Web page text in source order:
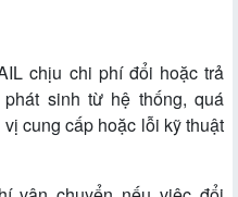
chịu chi phí đổi hoặc trả
sinh từ hệ thống, quá
cung cấp hoặc lỗi kỹ thuật